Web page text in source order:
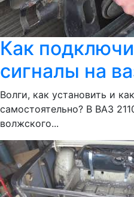
Как
сигналы на
Волги, как установить и
самостоятельно? В ВАЗ
волжского...